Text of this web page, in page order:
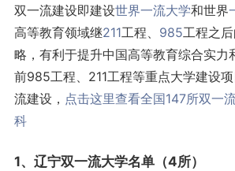
双一流建设即建设世界一流大学和世界
高等教育领域继211工程、 985工程之
略，有利于提升中国高等教育综合实力
前985工程、211工程等重点大学建设
流建设， 点击这里查看全国147所双一
科
1、辽宁双一流大学名单（4所）